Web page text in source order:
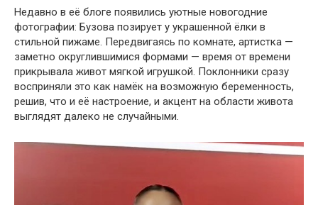
Недавно в её блоге появились уютные новогодние
фотографии: Бузова позирует у украшенной ёлки в
стильной пижаме. Передвигаясь по комнате, артистка —
заметно округлившимися формами — время от времени
прикрывала живот мягкой игрушкой. Поклонники сразу
восприняли это как намёк на возможную беременность,
решив, что и её настроение, и акцент на области живота
выглядят далеко не случайными.